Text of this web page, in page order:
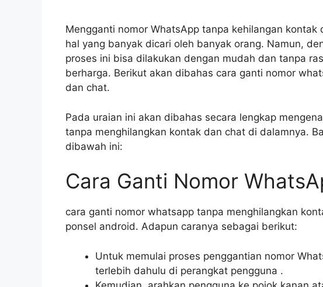
Mengganti nomor WhatsApp tanpa kehilangan
hal yang banyak dicari oleh banyak orang. Namun,
proses ini bisa dilakukan dengan mudah dan tanpa
berharga. Berikut akan dibahas cara ganti nomor
dan chat.
Pada uraian ini akan dibahas secara lengkap
tanpa menghilangkan kontak dan chat di dalamnya.
dibawah ini:
Cara Ganti Nomor
cara ganti nomor whatsapp tanpa menghilangkan
ponsel android. Adapun caranya sebagai berikut:
Untuk memulai proses penggantian nomor
terlebih dahulu di perangkat pengguna .